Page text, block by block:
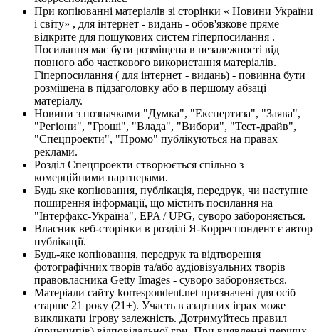
При копіюванні матеріалів зі сторінки « Новини України
і світу» , для інтернет - видань - обов'язкове пряме
відкрите для пошукових систем гіперпосилання .
Посилання має бути розміщена в незалежності від
повного або часткового використання матеріалів.
Гіперпосилання ( для інтернет - видань) - повинна бути
розміщена в підзаголовку або в першому абзаці
матеріалу.
Новини з позначками "Думка", "Експертиза", "Заява",
"Регіони", "Гроші", "Влада", "Вибори", "Тест-драйв",
"Спецпроекти", "Промо" публікуються на правах
реклами.
Розділ Спецпроекти створюється спільно з
комерційними партнерами.
Будь яке копіювання, публікація, передрук, чи наступне
поширення інформації, що містить посилання на
"Інтерфакс-Україна", EPA / UPG, суворо забороняється.
Власник веб-сторінки в розділі Я-Корреспондент є автор
публікації.
Будь-яке копіювання, передрук та відтворення
фотографічних творів та/або аудіовізуальних творів
правовласника Getty Images - суворо забороняється.
Матеріали сайту korrespondent.net призначені для осіб
старше 21 року (21+). Участь в азартних іграх може
викликати ігрову залежність. Дотримуйтесь правил